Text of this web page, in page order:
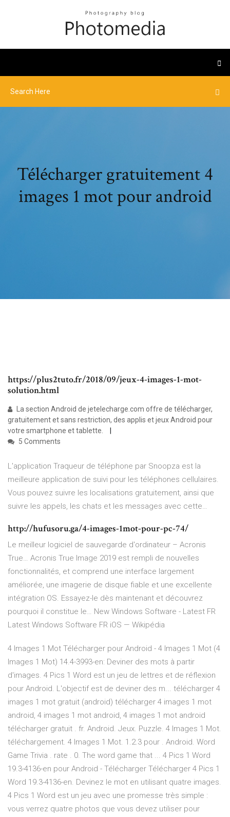
Télécharger gratuitement 4
images 1 mot pour android
https://plus2tuto.fr/2018/09/jeux-4-images-1-mot-
solution.html
La section Android de jetelecharge.com offre de télécharger,
gratuitement et sans restriction, des applis et jeux Android pour
votre smartphone et tablette.
5 Comments
L'application Traqueur de téléphone par Snoopza est la
meilleure application de suivi pour les téléphones cellulaires.
Vous pouvez suivre les localisations gratuitement, ainsi que
suivre les appels, les chats et les messages avec cette…
http://hufusoru.ga/4-images-1mot-pour-pc-74/
Le meilleur logiciel de sauvegarde d'ordinateur – Acronis
True… Acronis True Image 2019 est rempli de nouvelles
fonctionnalités, et comprend une interface largement
améliorée, une imagerie de disque fiable et une excellente
intégration OS. Essayez-le dès maintenant et découvrez
pourquoi il constitue le… New Windows Software - Latest FR
Latest Windows Software FR iOS — Wikipédia
4 Images 1 Mot Télécharger pour Android - 4 Images 1 Mot (4
Images 1 Mot) 14.4-3993-en: Deviner des mots à partir
d'images. 4 Pics 1 Word est un jeu de lettres et de réflexion
pour Android. L'objectif est de deviner des m... télécharger 4
images 1 mot gratuit (android) télécharger 4 images 1 mot
android, 4 images 1 mot android, 4 images 1 mot android
télécharger gratuit . fr. Android. Jeux. Puzzle. 4 Images 1 Mot.
téléchargement. 4 Images 1 Mot. 1.2.3 pour . Android. Word
Game Trivia . rate . 0. The word game that ... 4 Pics 1 Word
19.3-4136-en pour Android - Télécharger Télécharger 4 Pics 1
Word 19.3-4136-en. Devinez le mot en utilisant quatre images.
4 Pics 1 Word est un jeu avec une promesse très simple :
vous verrez quatre photos que vous devez utiliser pour